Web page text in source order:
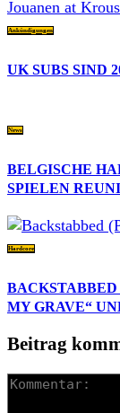
Ankündigungen
UK SUBS SIND
News
BELGISCHE
SPIELEN
Hardcore
MY GRAVE“
Beitrag